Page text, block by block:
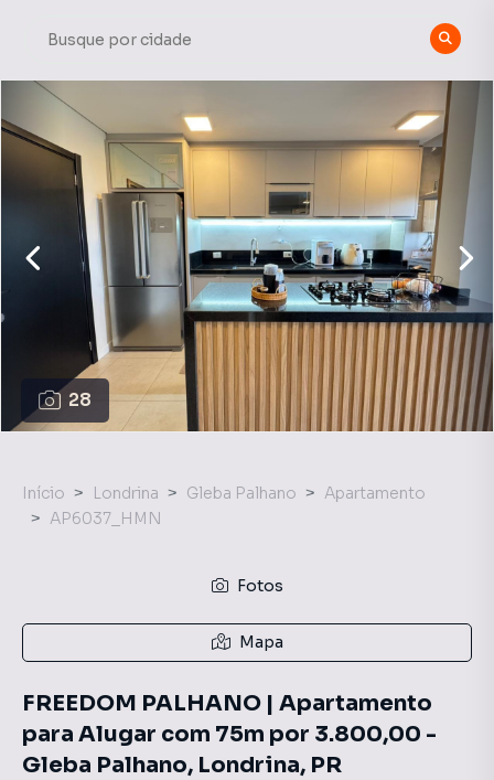
28
Início Londrina Gleba Palhano
Apartamento
AP6037_HMN
Fotos
Mapa
FREEDOM PALHANO | Apartamento
para Alugar com 75m por 3.800,00 -
Gleba Palhano, Londrina, PR